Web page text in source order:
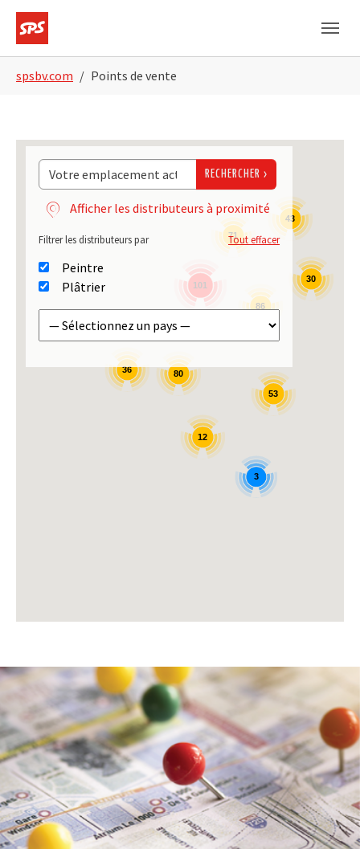
Skip to main navigation
Skip to main content
Skip to page footer
spsbv.com Points de vente
80
86
71
53
101
43
36
30
12
3
RECHERCHER
Afficher les distributeurs à proximité
Filtrer les distributeurs par Tout effacer
Peintre
Plâtrier